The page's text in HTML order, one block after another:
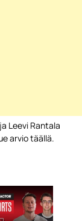
Leevi Rantala
arvio täällä.